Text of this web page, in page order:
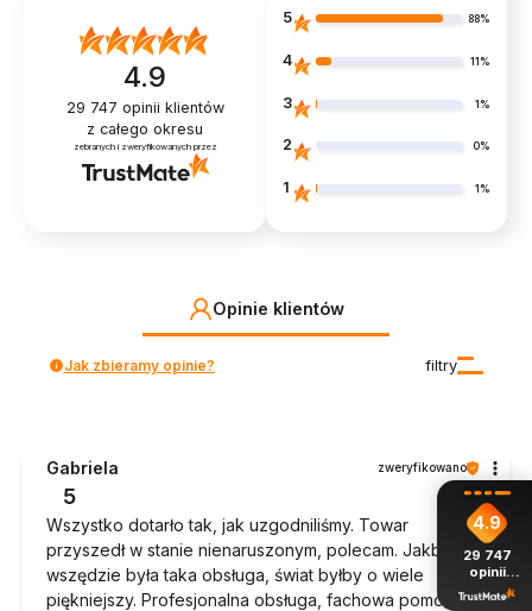
4.9
29 747 opinii klientów
z całego okresu
zebranych i zweryfikowanych przez
5 88%
4 11%
3 1%
2 0%
1 1%
Opinie klientów
filtry
Jak zbieramy opinie?
Gabriela zweryfikowano
5
Wszystko dotarło tak, jak uzgodniliśmy. Towar
przyszedł w stanie nienaruszonym, polecam. Jakby
wszędzie była taka obsługa, świat byłby o wiele
piękniejszy. Profesjonalna obsługa, fachowa pomoc w
4.9
29 747
opinii
z całego
okresu